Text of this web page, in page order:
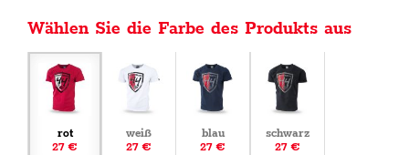
Wählen Sie die Farbe des Produkts aus
rot
27 €
weiß
27 €
blau
27 €
schwarz
27 €